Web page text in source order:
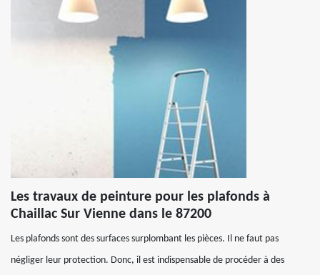
Les travaux de peinture pour les plafonds à
Chaillac Sur Vienne dans le 87200
Les plafonds sont des surfaces surplombant les pièces. Il ne faut pas
négliger leur protection. Donc, il est indispensable de procéder à des